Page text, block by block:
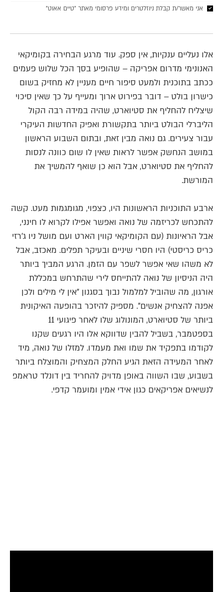
אני מאשר/ת קבלת ניוזלטרים ומידע פרסומי מאתר ״טיים אאוט״
אלו נעליים ענקיות, אין ספק. עוד מרגע הבחירה בקומיקאי
האנונימי מדרום אפריקה – שהופיע בסך הכל שלוש פעמים
ככתב בתוכנית ולמעט סיפור חיים מעניין לא מחזיק בשום
כישרון בולט – דובר בפירוט ארוך ומעייף על כך שאין סיכוי
שיצליח להחליף את סטיוארט, שהיה במידה רבה הקול
הליברלי הבולט ביותר בתקשורת ואפיק החדשות העיקרי
עבור צעירים. גם נואה מבין זאת, ובתום השבוע הראשון
במושב הנחשק אפשר לראות שאין לו שום כוונה לנסות
להחליף את סטיוארט, אבל הוא כן שואף להמשיך את
המורשת.
ארבע התוכניות הראשונות היו, כצפוי, מגומגמות מעט. קשה
להתכחש לכריזמה של נואה ואפשר אפילו לקרוא לו חינני,
אבל הראיונות (עם הקומיקאי קווין הארט ועם מושל ניו ג'רזי
כריס כריסטי) היו חסרי שיניים ובעיקר תפלים. מאכזב, אבל
לא משהו שאי אפשר לשפר עם הזמן. הרגע המביך ביותר
היה הניסיון של נואה להתייחס לירי שהתרחש במכללת
אורגון, מה שהוביל למלמול נבוך בסגנון "אין לי מילים ולכן
אפנה להצחיק אנשים". מספיק להיזכר בהופעה האיקונית
ביותר של סטיוארט, המונולוג שלו לאחר פיגועי 11
בספטמבר, בשביל להבין שדווקא אלו היו רגעים שקנו
לקודמו בתפקיד את שמו ואת מעמדו. למזלו של נואה, מיד
לאחר המעידה הזאת הגיע החלק המצחיק והמוצלח ביותר
בשבוע, שבו השווה באופן מדויק להחריד בין דונלד טראמפ
לנשיאים אפריקאים כגון אידי אמין ומועמר קדפי.